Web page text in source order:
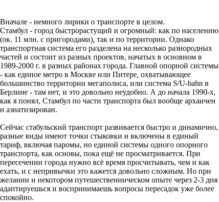
Вначале - немного лирики о транспорте в целом.
Стамбул - город быстрорастущий и огромный: как по населению
(ок. 11 млн. с пригородами), так и по территории. Однако
транспортная система его разделена на несколько разнородных
частей и состоит из разных проектов, начатых в основном в
1989-2000 г. в разных районах города. Главной опорной системы
- как единое метро в Москве или Питере, охватывающее
большинство территории мегаполиса, или система S/U-bahn в
Берлине - там нет, и это довольно неудобно. А до начала 1990-х,
как я понял, Стамбул по части транспорта был вообще архаичен
и азиатизирован.
Сейчас стабульский транспорт развивается быстро и динамично,
разные виды имеют точки стыковки и включены в единый
тариф, включая паромы, но единой системы одного опорного
транспорта, как основы, пока ещё не просматривается. При
пересечении города нужно всё время просчитывать, чем и как
ехать, и с непривычки это кажется довольно сложным. Но при
желании и некотором путешественническом опыте через 2-3 дня
адаптируешься и воспринимаешь вопросы пересадок уже более
спокойно.